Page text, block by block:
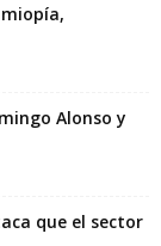
Alonso y
que el sector